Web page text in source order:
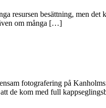
resursen besättning, men det
om många […]
fotografering på
de kom med full